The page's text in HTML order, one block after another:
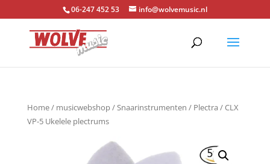
06-247 452 53 info@wolvemusic.nl
Home/ musicwebshop/Snaarinstrumenten / Plectra / CLX
VP-5 Ukelele plectrums